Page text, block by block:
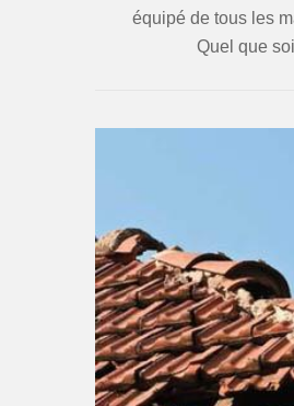
équipé de tous les
Quel que